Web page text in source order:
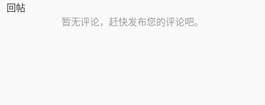
回帖
暂无评论，赶快发布您的评论吧。